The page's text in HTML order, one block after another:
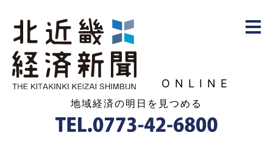
ONLINE
地域経済の明日を見つめる